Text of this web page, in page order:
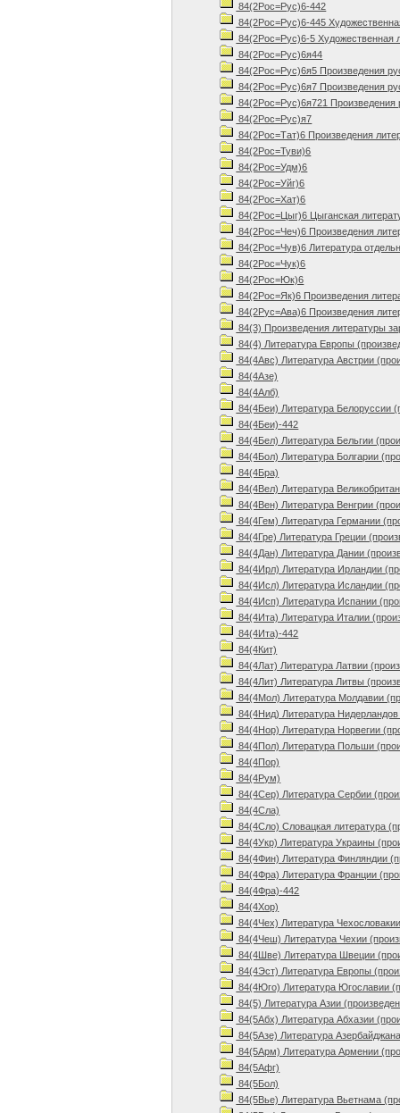
84(2Рос=Рус)6-442
84(2Рос=Рус)6-445
84(2Рос=Рус)6-5 Художественная
84(2Рос=Рус)6я44
84(2Рос=Рус)6я5 Произведения
84(2Рос=Рус)6я7 Произведения
84(2Рос=Рус)6я721 Произведения
84(2Рос=Рус)я7
84(2Рос=Тат)6 Произведения
84(2Рос=Туви)6
84(2Рос=Удм)6
84(2Рос=Уйг)6
84(2Рос=Хат)6
84(2Рос=Цыг)6 Цыганская
84(2Рос=Чеч)6 Произведения
84(2Рос=Чув)6 Литература
84(2Рос=Чук)6
84(2Рос=Юк)6
84(2Рос=Як)6 Произведения
84(2Рус=Ава)6 Произведения
84(3) Произведения литературы
84(4) Литература Европы
84(4Авс) Литература Австрии
84(4Азе)
84(4Алб)
84(4Беи) Литература Белоруссии
84(4Беи)-442
84(4Бел) Литература Бельгии
84(4Бол) Литература Болгарии
84(4Бра)
84(4Вел) Литература
84(4Вен) Литература Венгрии
84(4Гем) Литература Германии
84(4Гре) Литература Греции
84(4Дан) Литература Дании
84(4Ирл) Литература Ирландии
84(4Исл) Литература Исландии
84(4Исп) Литература Испании
84(4Ита) Литература Италии
84(4Ита)-442
84(4Кит)
84(4Лат) Литература Латвии
84(4Лит) Литература Литвы
84(4Мол) Литература Молдавии
84(4Нид) Литература
84(4Нор) Литература Норвегии
84(4Пол) Литература Польши
84(4Пор)
84(4Рум)
84(4Сер) Литература Сербии
84(4Сла)
84(4Сло) Словацкая литература
84(4Укр) Литература Украины
84(4Фин) Литература Финляндии
84(4Фра) Литература Франции
84(4Фра)-442
84(4Хор)
84(4Чех) Литература
84(4Чеш) Литература Чехии
84(4Шве) Литература Швеции
84(4Эст) Литература Европы
84(4Юго) Литература Югославии
84(5) Литература Азии
84(5Абх) Литература Абхазии
84(5Азе) Литература
84(5Арм) Литература Армении
84(5Афг)
84(5Бол)
84(5Вье) Литература Вьетнама